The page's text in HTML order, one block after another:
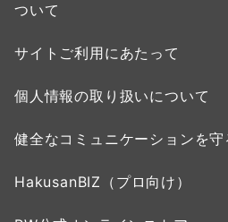
ついて
サイトご利用にあたって
個人情報の取り扱いについて
健全なコミュニケーションを
HakusanBIZ（プロ向け）